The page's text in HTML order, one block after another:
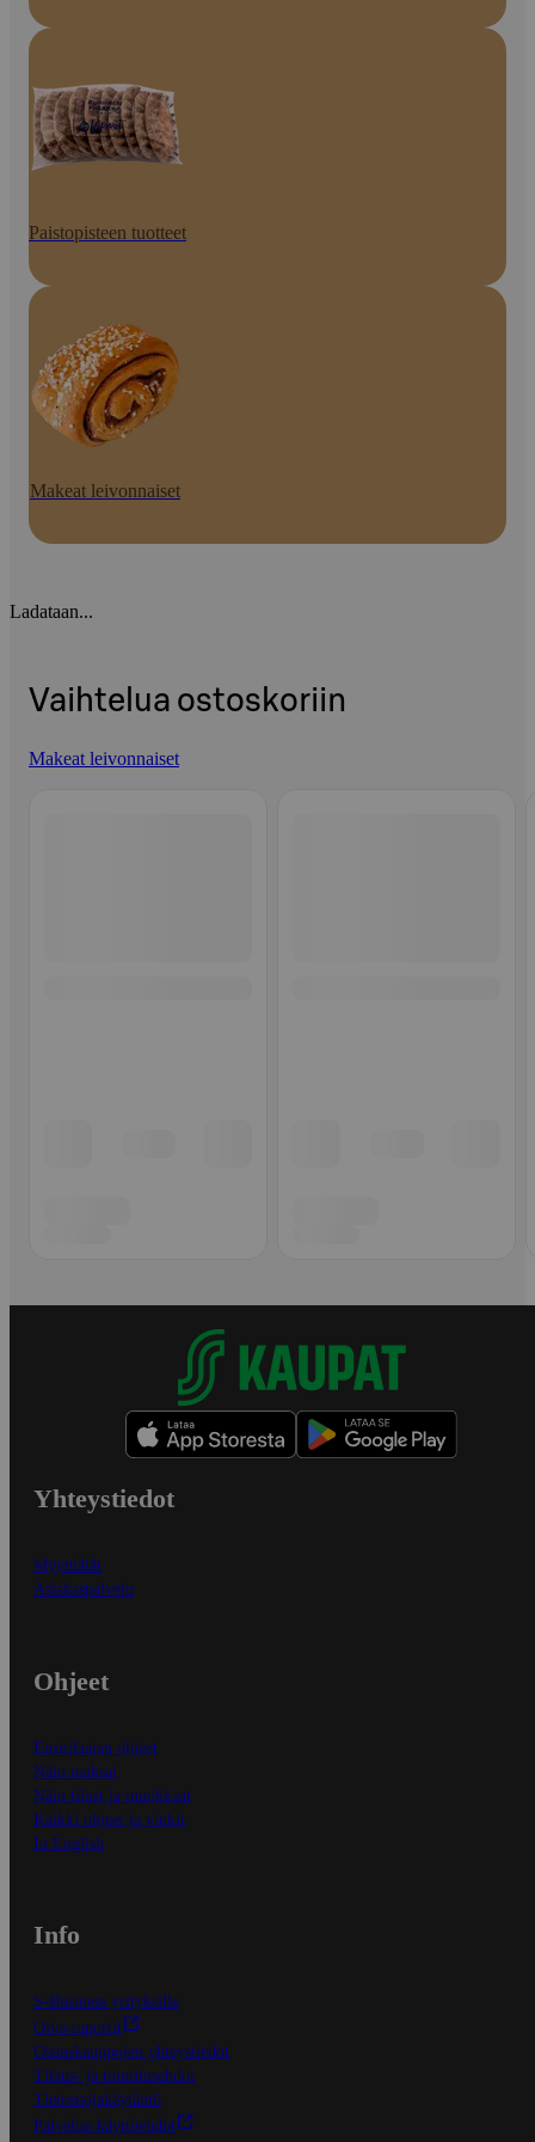
Paistopisteen tuotteet
Makeat leivonnaiset
Ladataan...
Vaihtelua ostoskoriin
Makeat leivonnaiset
Yhteystiedot
Myymälät
Asiakaspalvelu
Ohjeet
Ensitilaajan ohjeet
Näin maksat
Näin tilaat ja muokkaat
Kaikki ohjeet ja vinkit
In English
Info
S-Business yrityksille
Oiva-raportit
Osuuskauppojen yhteystiedot
Tilaus- ja toimitusehdot
Tietosuojakäytäntö
Palvelun käyttöehdot